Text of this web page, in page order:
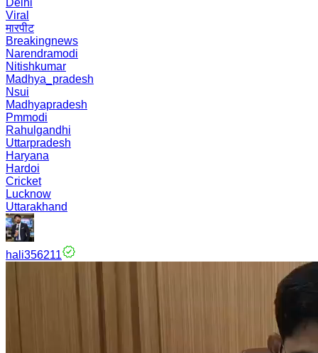
Delhi
Viral
मारपीट
Breakingnews
Narendramodi
Nitishkumar
Madhya_pradesh
Nsui
Madhyapradesh
Pmmodi
Rahulgandhi
Uttarpradesh
Haryana
Hardoi
Cricket
Lucknow
Uttarakhand
hali356211